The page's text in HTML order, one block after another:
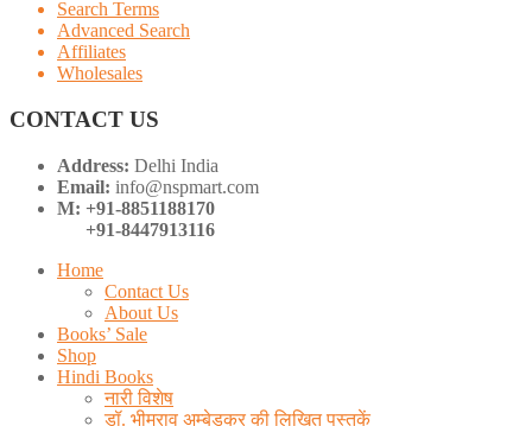
Search Terms
Advanced Search
Affiliates
Wholesales
CONTACT US
Address: Delhi India
Email: info@nspmart.com
M: +91-8851188170
+91-8447913116
Home
Contact Us
About Us
Books’ Sale
Shop
Hindi Books
नारी विशेष
डॉ. भीमराव अम्बेडकर की लिखित पुस्तकें